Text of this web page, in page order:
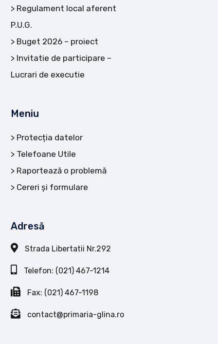
Regulament local aferent
P.U.G.
Buget 2026 – proiect
Invitatie de participare –
Lucrari de executie
Meniu
Protecția datelor
Telefoane Utile
Raportează o problemă
Cereri și formulare
Adresă
Strada Libertatii Nr.292
Telefon: (021) 467-1214
Fax: (021) 467-1198
contact@primaria-glina.ro